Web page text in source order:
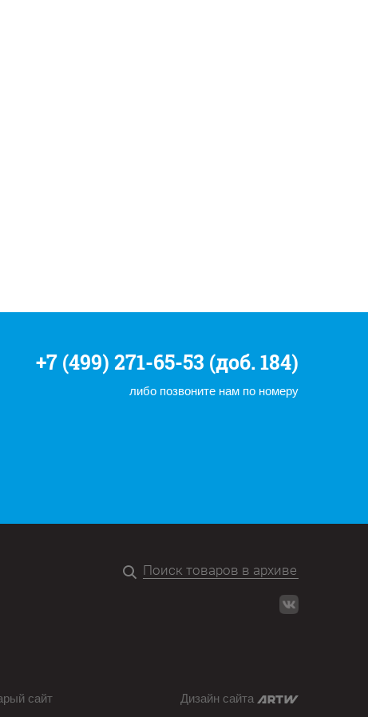
+7 (499) 271-65-53 (доб. 184)
либо позвоните нам по номеру
сайт Дизайн сайта